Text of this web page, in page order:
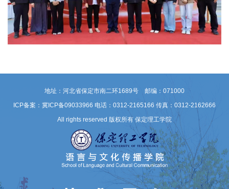
地址：河北省保定市南二环1689号 邮编：071000
ICP备案：冀ICP备09033966 电话：0312-2165166 传真：0312-2162666
All rights reserved 版权所有 保定理工学院